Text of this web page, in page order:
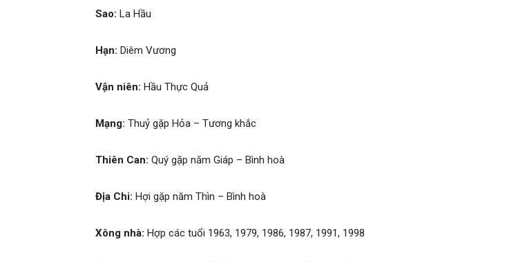
Sao: La Hầu
Hạn: Diêm Vương
Vận niên: Hầu Thực Quả
Mạng: Thuỷ gặp Hỏa – Tương khắc
Thiên Can: Quý gặp năm Giáp – Bình hoà
Địa Chi: Hợi gặp năm Thìn – Bình hoà
Xông nhà: Hợp các tuổi 1963, 1979, 1986, 1987, 1991, 1998